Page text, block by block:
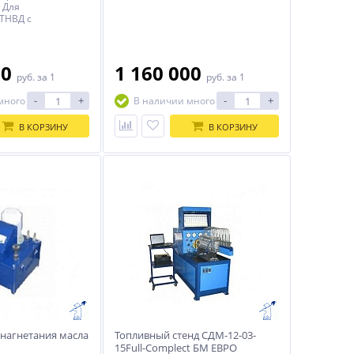
с
+ Система
+ 12 секций +
+ Электронная
+
частоты
в России.
руб. за 1
- +
В КОРЗИНУ
1 160 000 руб. за 1
В наличии много
- +
В КОРЗИНУ
масла
Топливный стенд СДМ-12-03-
15Full-Complect БМ ЕВРО